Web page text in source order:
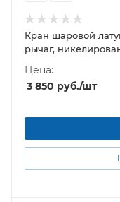
Кран шаровой
рычаг,
Цена:
3 850 руб./шт